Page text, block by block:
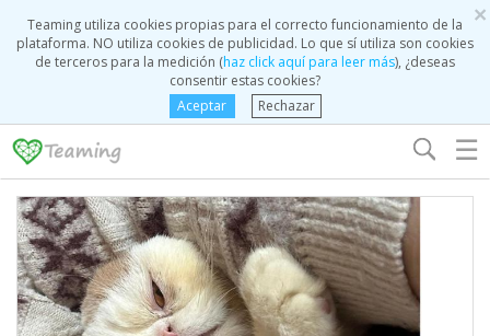
×
Teaming utiliza cookies propias para el correcto funcionamiento de la
plataforma. NO utiliza cookies de publicidad. Lo que sí utiliza son cookies
de terceros para la medición (haz click aquí para leer más), ¿deseas
consentir estas cookies?
Aceptar
Rechazar
☰